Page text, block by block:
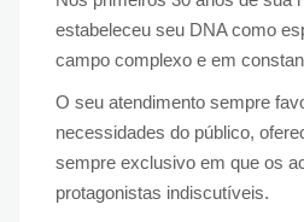
estabeleceu seu DNA como
campo complexo e em
O seu atendimento sempre
necessidades do público,
sempre exclusivo em que os
protagonistas indiscutíveis.